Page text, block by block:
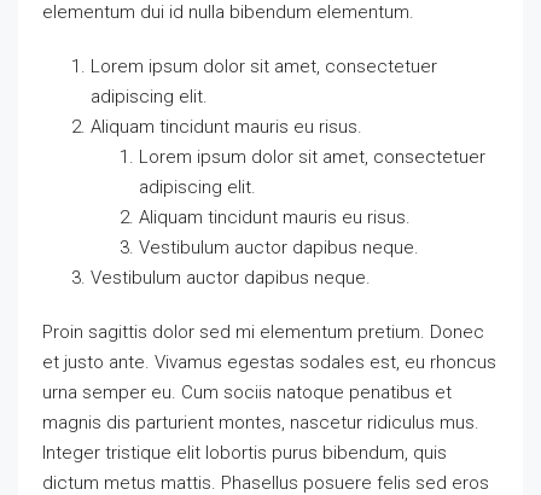
elementum dui id nulla bibendum elementum.
Lorem ipsum dolor sit amet, consectetuer
adipiscing elit.
Aliquam tincidunt mauris eu risus.
Lorem ipsum dolor sit amet, consectetuer
adipiscing elit.
Aliquam tincidunt mauris eu risus.
Vestibulum auctor dapibus neque.
Vestibulum auctor dapibus neque.
Proin sagittis dolor sed mi elementum pretium. Donec
et justo ante. Vivamus egestas sodales est, eu rhoncus
urna semper eu. Cum sociis natoque penatibus et
magnis dis parturient montes, nascetur ridiculus mus.
Integer tristique elit lobortis purus bibendum, quis
dictum metus mattis. Phasellus posuere felis sed eros